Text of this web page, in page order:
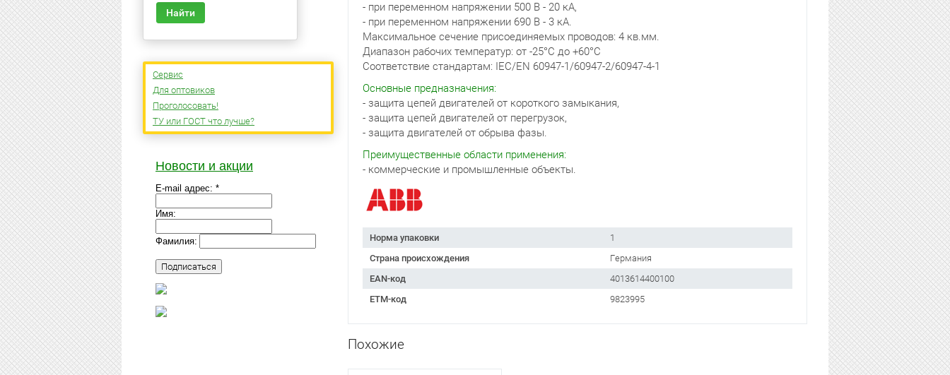
Найти
Сервис
Для оптовиков
Проголосовать!
ТУ или ГОСТ что лучше?
Новости и акции
E-mail адрес: *
Имя:
Фамилия:
- при переменном напряжении 500 В - 20 кА,
- при переменном напряжении 690 В - 3 кА.
Максимальное сечение присоединяемых проводов: 4 кв.мм.
Диапазон рабочих температур: от -25°С до +60°С
Соответствие стандартам: IEC/EN 60947-1/60947-2/60947-4-1
Основные предназначения:
- защита цепей двигателей от короткого замыкания,
- защита цепей двигателей от перегрузок,
- защита двигателей от обрыва фазы.
Преимущественные области применения:
- коммерческие и промышленные объекты.
Норма упаковки
1
Страна происхождения
Германия
EAN-код
4013614400100
ETM-код
9823995
Похожие